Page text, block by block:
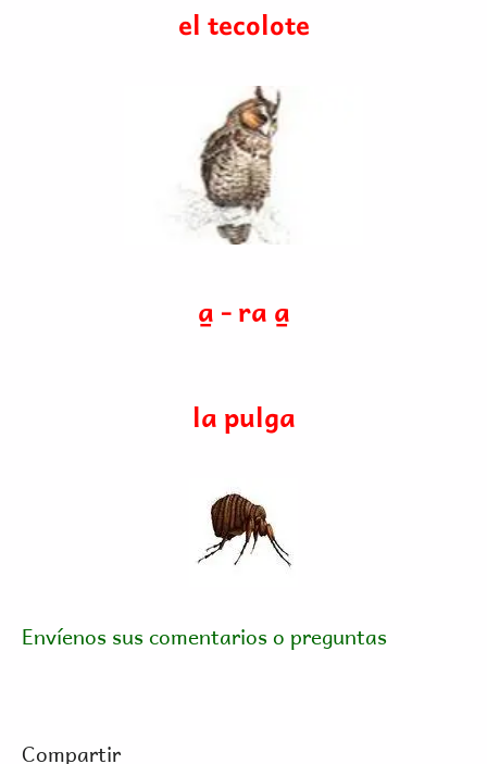
el tecolote
a̱ - ra a̱
la pulga
Envíenos sus comentarios o preguntas
Compartir